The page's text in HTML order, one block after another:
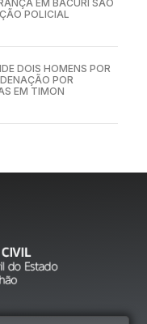
EM BACURI SÃO
POLICIAL
DOIS HOMENS POR
POR
EM TIMON